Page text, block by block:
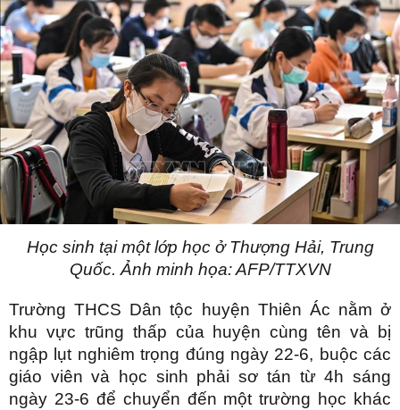
Học sinh tại một lớp học ở Thượng Hải, Trung
Quốc. Ảnh minh họa: AFP/TTXVN
Trường THCS Dân tộc huyện Thiên Ác nằm ở
khu vực trũng thấp của huyện cùng tên và bị
ngập lụt nghiêm trọng đúng ngày 22-6, buộc các
giáo viên và học sinh phải sơ tán từ 4h sáng
ngày 23-6 để chuyển đến một trường học khác